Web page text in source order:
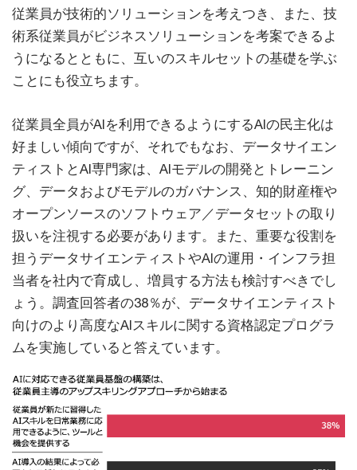
従業員が技術的ソリューションを考えつき、また、技
術系従業員がビジネスソリューションを考案できるよ
うになるとともに、互いのスキルセットの基礎を学ぶ
ことにも役立ちます。
従業員全員がAIを利用できるようにするAIの民主化は
好ましい傾向ですが、それでもなお、データサイエン
ティストとAI専門家は、AIモデルの開発とトレーニン
グ、データおよびモデルのガバナンス、知的財産権や
オープンソースのソフトウェア／データセットの取り
扱いを注視する必要があります。また、重要な役割を
担うデータサイエンティストやAIの運用・インフラ担
当者を社内で育成し、増員する方法も検討すべきでし
ょう。調査回答者の38％が、データサイエンティスト
向けのより高度なAIスキルに関する資格認定プログラ
ムを実施していると答えています。